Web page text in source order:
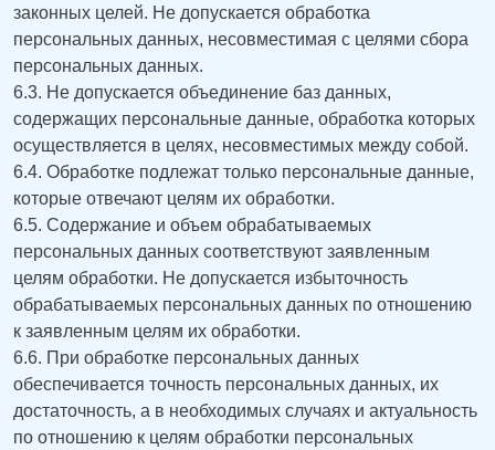
законных целей. Не допускается обработка
персональных данных, несовместимая с целями сбора
персональных данных.
6.3. Не допускается объединение баз данных,
содержащих персональные данные, обработка которых
осуществляется в целях, несовместимых между собой.
6.4. Обработке подлежат только персональные данные,
которые отвечают целям их обработки.
6.5. Содержание и объем обрабатываемых
персональных данных соответствуют заявленным
целям обработки. Не допускается избыточность
обрабатываемых персональных данных по отношению
к заявленным целям их обработки.
6.6. При обработке персональных данных
обеспечивается точность персональных данных, их
достаточность, а в необходимых случаях и актуальность
по отношению к целям обработки персональных